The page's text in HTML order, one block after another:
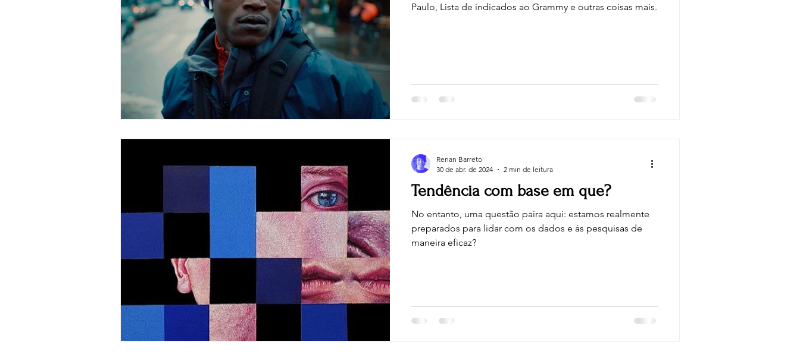
Paulo, Lista de indicados ao Grammy e outras coisas mais.
Tendência com base em que?
No entanto, uma questão paira aqui: estamos realmente
preparados para lidar com os dados e às pesquisas de
maneira eficaz?
Renan Barreto
30 de abr. de 2024
2 min de leitura